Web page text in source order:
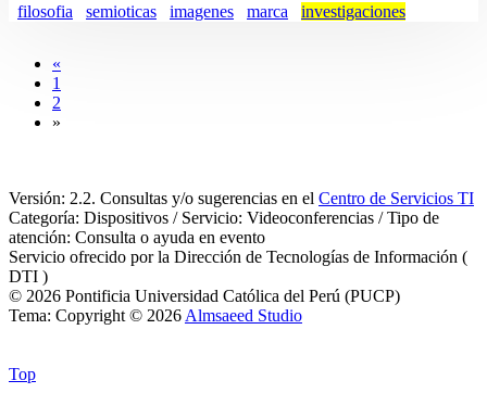
filosofia semioticas imagenes marca investigaciones
«
1
2
»
Versión: 2.2. Consultas y/o sugerencias en el Centro de Servicios TI
Categoría: Dispositivos / Servicio: Videoconferencias / Tipo de
atención: Consulta o ayuda en evento
Servicio ofrecido por la Dirección de Tecnologías de Información (
DTI )
© 2026 Pontificia Universidad Católica del Perú (PUCP)
Tema: Copyright © 2026 Almsaeed Studio
Top